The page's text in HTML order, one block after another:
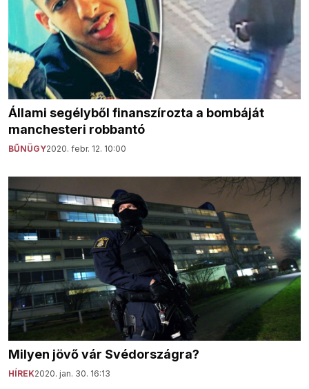
Állami segélyből finanszírozta a bombáját
manchesteri robbantó
BŰNÜGY2020. febr. 12. 10:00
Milyen jövő vár Svédországra?
HÍREK2020. jan. 30. 16:13